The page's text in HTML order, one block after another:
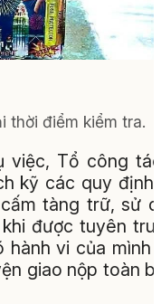
thời điểm kiểm tra.
việc, Tổ công
kỹ các quy định
tàng trữ, sử
được tuyên
hành vi của mình
giao nộp toàn